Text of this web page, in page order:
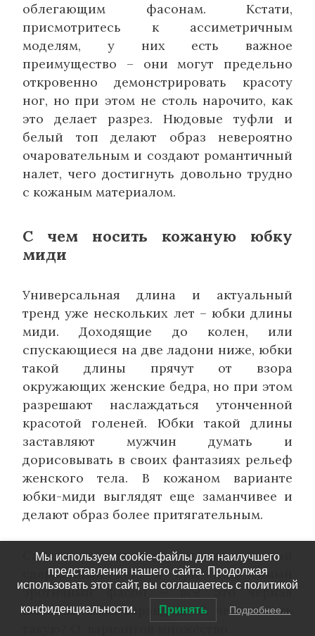
облегающим фасонам. Кстати,
присмотритесь к ассиметричным
моделям, у них есть важное
преимущество – они могут предельно
откровенно демонстрировать красоту
ног, но при этом не столь нарочито, как
это делает разрез. Нюдовые туфли и
белый топ делают образ невероятно
очаровательным и создают романтичный
налет, чего достигнуть довольно трудно
с кожаным материалом.
С чем носить кожаную юбку
миди
Универсальная длина и актуальный
тренд уже нескольких лет – юбки длины
миди. Доходящие до колен, или
спускающиеся на две ладони ниже, юбки
такой длины прячут от взора
окружающих женские бедра, но при этом
разрешают наслаждаться утонченной
красотой голеней. Юбки такой длины
заставляют мужчин думать и
дорисовывать в своих фантазиях рельеф
женского тела. В кожаном варианте
юбки-миди выглядят еще заманчивее и
делают образ более притягательным.
Самая женственная длина, самый
сдержанный цвет и при этом самый
эротичный фасон – все это черная
кожаная юбка-карандаш. С чем носить
Мы используем cookie-файлы для наилучшего
представления нашего сайта. Продолжая
использовать этот сайт, вы соглашаетесь с политикой
конфиденциальности. Принять Подробнее…